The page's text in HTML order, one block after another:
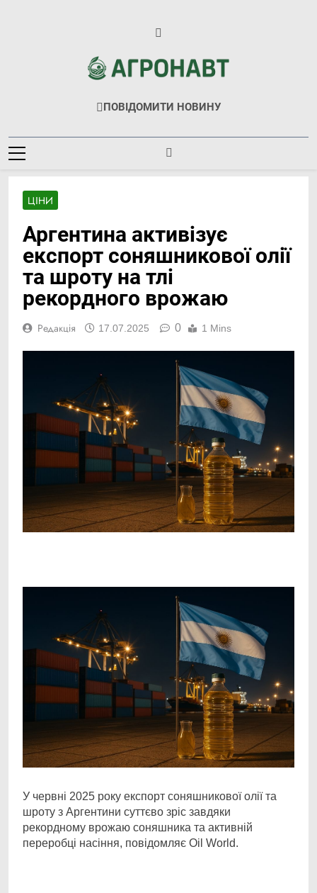
Агронавт
Новини Українського Агробізнесу
ПОВІДОМИТИ НОВИНУ
ЦІНИ
Аргентина активізує
експорт соняшникової олії
та шроту на тлі
рекордного врожаю
Редакція 17.07.2025 0 1 Mins
Link
У червні 2025 року експорт соняшникової олії та
шроту з Аргентини суттєво зріс завдяки
рекордному врожаю соняшника та активній
переробці насіння, повідомляє Oil World.